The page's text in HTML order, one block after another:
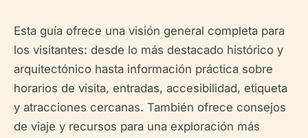
Esta guía ofrece una visión general completa para
los visitantes: desde lo más destacado histórico y
arquitectónico hasta información práctica sobre
horarios de visita, entradas, accesibilidad, etiqueta
y atracciones cercanas. También ofrece consejos
de viaje y recursos para una exploración más